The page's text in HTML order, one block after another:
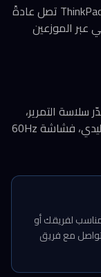
لم تعلن لينوفو عن موعد رسمي، لكن أجهزة ThinkPad تصل عادةً
عبر الموزعين
سلاسة التمرير،
فالترقية منطقية. أما للاستخدام المكتبي التقليدي، فشاشة 60Hz
لفريقك أو
تواصل مع فريق